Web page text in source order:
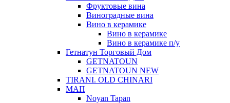
Фруктовые вина
Виноградные вина
Вино в керамике
Вино в керамике
Вино в керамике п/у
Гетнатун Торговый Дом
GETNATOUN
GETNATOUN NEW
TIRANI. OLD CHINARI
МАП
Noyan Tapan